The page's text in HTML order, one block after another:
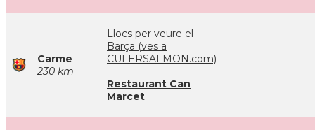
Carme
230 km
Llocs per veure el
Barça (ves a
CULERSALMON.com)
Restaurant Can
Marcet